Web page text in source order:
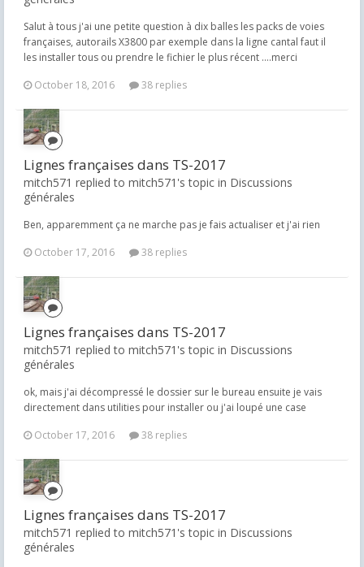
Salut à tous j'ai une petite question à dix balles les packs de voies
françaises, autorails X3800 par exemple dans la ligne cantal faut il
les installer tous ou prendre le fichier le plus récent ....merci
October 18, 2016
38 replies
Lignes françaises dans TS-2017
mitch571 replied to mitch571's topic in Discussions
générales
Ben, apparemment ça ne marche pas je fais actualiser et j'ai rien
October 17, 2016
38 replies
Lignes françaises dans TS-2017
mitch571 replied to mitch571's topic in Discussions
générales
ok, mais j'ai décompressé le dossier sur le bureau ensuite je vais
directement dans utilities pour installer ou j'ai loupé une case
October 17, 2016
38 replies
Lignes françaises dans TS-2017
mitch571 replied to mitch571's topic in Discussions
générales